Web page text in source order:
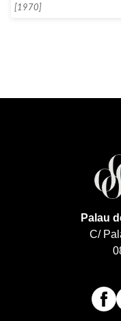
[1970]
Palau
C/